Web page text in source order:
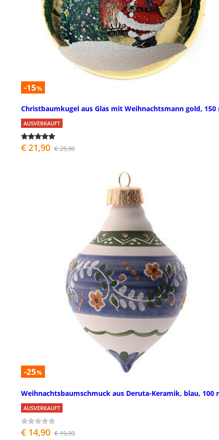
-15%
Christbaumkugel aus Glas mit Weihnachtsmann gold, 150
AUSVERKAUFT
€ 21,90 € 25,90
-25%
Weihnachtsbaumschmuck aus Deruta-Keramik, blau, 100
AUSVERKAUFT
€ 14,90 € 19,90